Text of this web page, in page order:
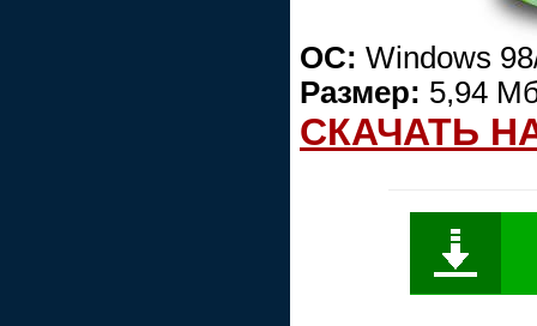
ОС: Windows
Размер: 5,94
СКАЧАТЬ